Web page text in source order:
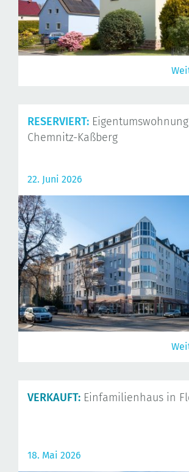
RESERVIERT:
Chemnitz-Kaßberg
22. Juni 2026
VERKAUFT: Einfamilienhaus in
18. Mai 2026